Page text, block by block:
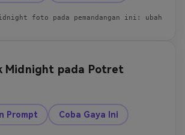
foto pada pemandangan ini: ubah
Midnight pada Potret
Prompt Coba Gaya Ini